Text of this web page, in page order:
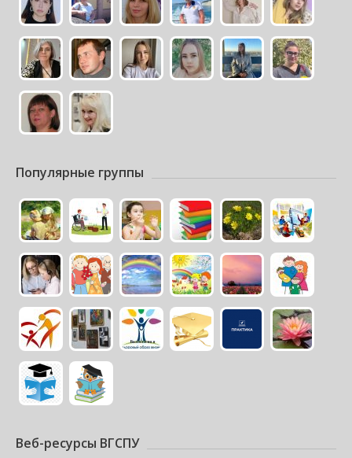
Популярные группы
Веб-ресурсы ВГСПУ